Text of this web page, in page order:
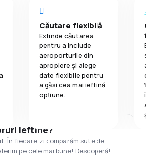
Căutare flexibilă
Extinde căutarea
pentru a include
aeroporturile din
apropiere și alege
date flexibile pentru
a găsi cea mai ieftină
opțiune.
ieftine?
În fiecare zi comparăm sute de
pe cele mai bune! Descoperă!